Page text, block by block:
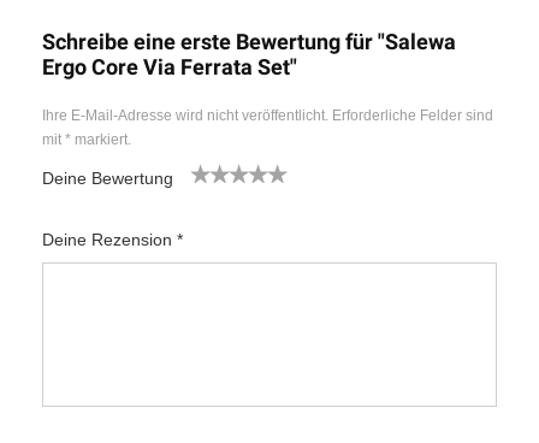
Schreibe eine erste Bewertung für "Salewa
Ergo Core Via Ferrata Set"
Ihre E-Mail-Adresse wird nicht veröffentlicht. Erforderliche Felder sind
mit * markiert.
Deine Bewertung
Deine Rezension *